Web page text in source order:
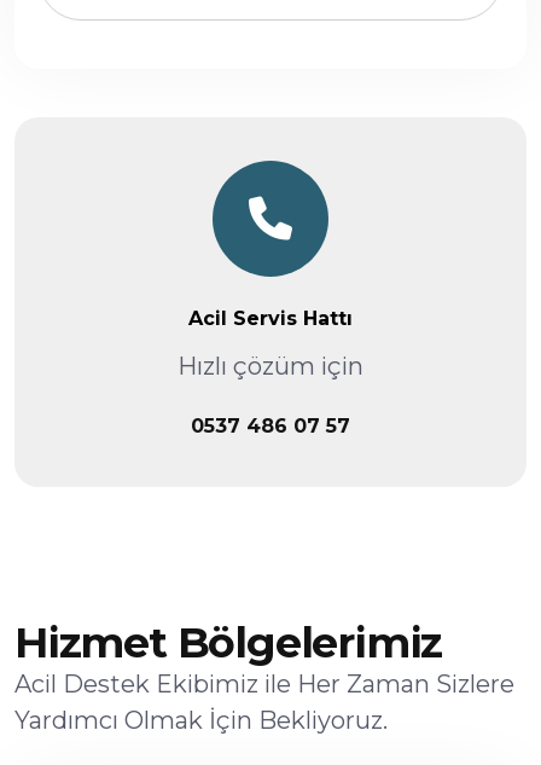
Acil Servis Hattı
Hızlı çözüm için
0537 486 07 57
Hizmet Bölgelerimiz
Acil Destek Ekibimiz ile Her Zaman Sizlere
Yardımcı Olmak İçin Bekliyoruz.